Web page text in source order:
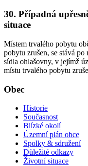
30. Případná
situace
Místem trvalého pobytu
pobytu zrušen, se stává
sídla ohlašovny, v jejímž
místu trvalého pobytu
Obec
Historie
Současnost
Blízké okolí
Územní plán obce
Spolky & sdružení
Důležité odkazy
Životní situace